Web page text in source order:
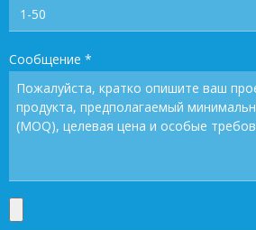
Сообщение *